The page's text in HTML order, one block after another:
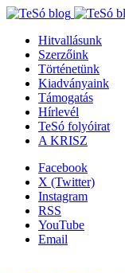
Hitvallásunk
Szerzőink
Történetünk
Kiadványaink
Támogatás
Hírlevél
TeSó folyóirat
A KRISZ
Facebook
X (Twitter)
Instagram
RSS
YouTube
Email